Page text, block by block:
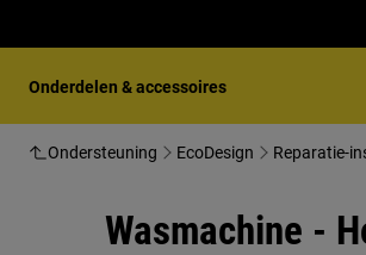
Onderdelen & accessoires
Ondersteuning EcoDesign Reparatie-
Wasmachine -